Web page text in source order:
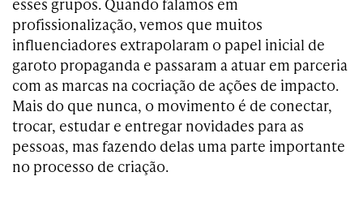
profissionalização, vemos que muitos
influenciadores extrapolaram o papel inicial de
garoto propaganda e passaram a atuar em parceria
com as marcas na cocriação de ações de impacto.
Mais do que nunca, o movimento é de conectar,
trocar, estudar e entregar novidades para as
pessoas, mas fazendo delas uma parte importante
no processo de criação.